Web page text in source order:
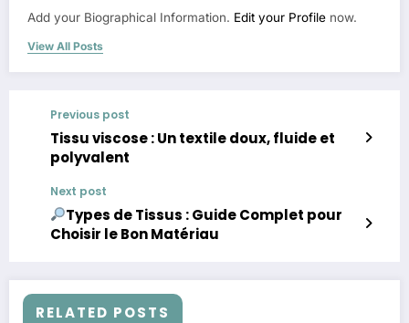
Add your Biographical Information. Edit your Profile now.
View All Posts
Previous post
Tissu viscose : Un textile doux, fluide et
polyvalent
Next post
Types de Tissus : Guide Complet pour
Choisir le Bon Matériau
RELATED POSTS